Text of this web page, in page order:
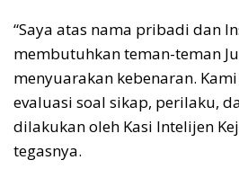
“Saya atas nama pribadi dan
membutuhkan teman-teman
menyuarakan kebenaran.
evaluasi soal sikap, perilaku,
dilakukan oleh Kasi Intelijen
tegasnya.